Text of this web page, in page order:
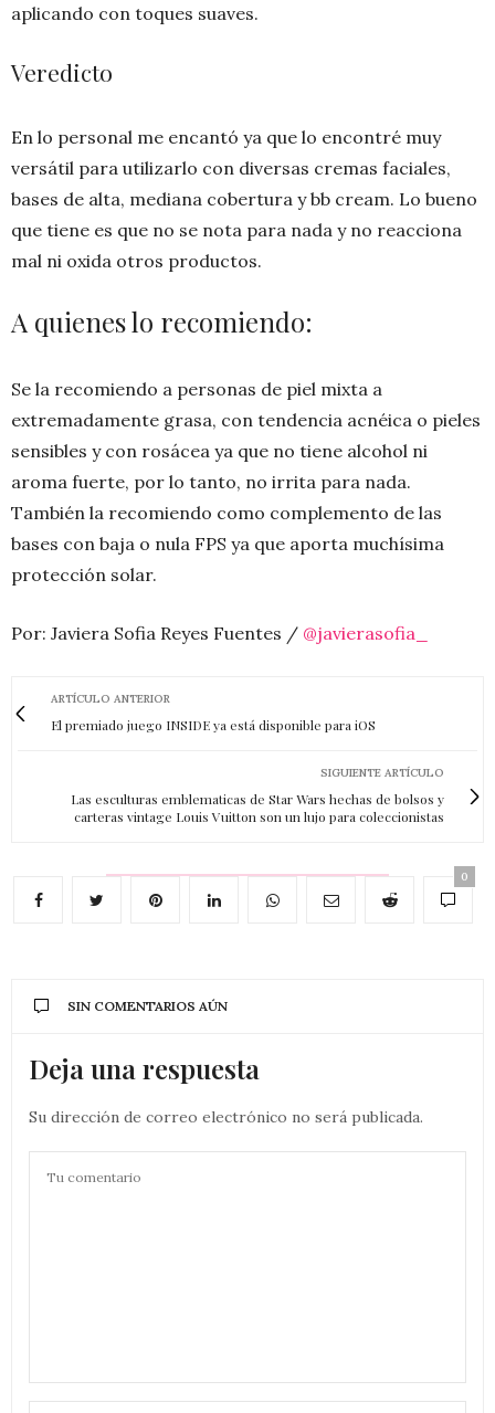
aplicando con toques suaves.
Veredicto
En lo personal me encantó ya que lo encontré muy
versátil para utilizarlo con diversas cremas faciales,
bases de alta, mediana cobertura y bb cream. Lo bueno
que tiene es que no se nota para nada y no reacciona
mal ni oxida otros productos.
A quienes lo recomiendo:
Se la recomiendo a personas de piel mixta a
extremadamente grasa, con tendencia acnéica o pieles
sensibles y con rosácea ya que no tiene alcohol ni
aroma fuerte, por lo tanto, no irrita para nada.
También la recomiendo como complemento de las
bases con baja o nula FPS ya que aporta muchísima
protección solar.
Por: Javiera Sofia Reyes Fuentes / @javierasofia_
ARTÍCULO ANTERIOR
El premiado juego INSIDE ya está disponible para iOS
SIGUIENTE ARTÍCULO
Las esculturas emblematicas de Star Wars hechas de bolsos y
carteras vintage Louis Vuitton son un lujo para coleccionistas
0
SIN COMENTARIOS AÚN
Deja una respuesta
Su dirección de correo electrónico no será publicada.